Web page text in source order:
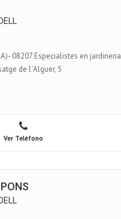
08207 Especialistes en jardineria
de l´Alguer, 5
Ver Teléfono